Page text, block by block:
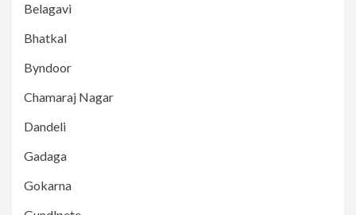
Belagavi
Bhatkal
Byndoor
Chamaraj Nagar
Dandeli
Gadaga
Gokarna